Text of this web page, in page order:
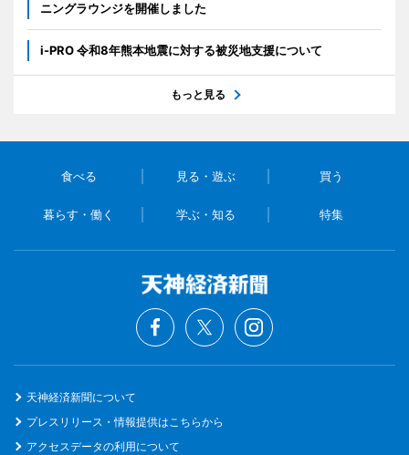
ニングラウンジを開催しました
i-PRO 令和8年熊本地震に対する被災地支援について
もっと見る
食べる 見る・遊ぶ 買う
暮らす・働く 学ぶ・知る 特集
天神経済新聞について
プレスリリース・情報提供はこちらから
アクセスデータの利用について